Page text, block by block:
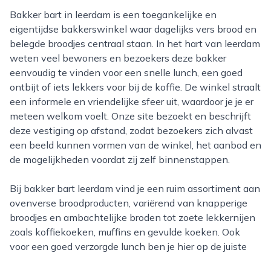
Bakker bart in leerdam is een toegankelijke en
eigentijdse bakkerswinkel waar dagelijks vers brood en
belegde broodjes centraal staan. In het hart van leerdam
weten veel bewoners en bezoekers deze bakker
eenvoudig te vinden voor een snelle lunch, een goed
ontbijt of iets lekkers voor bij de koffie. De winkel straalt
een informele en vriendelijke sfeer uit, waardoor je je er
meteen welkom voelt. Onze site bezoekt en beschrijft
deze vestiging op afstand, zodat bezoekers zich alvast
een beeld kunnen vormen van de winkel, het aanbod en
de mogelijkheden voordat zij zelf binnenstappen.
Bij bakker bart leerdam vind je een ruim assortiment aan
ovenverse broodproducten, variërend van knapperige
broodjes en ambachtelijke broden tot zoete lekkernijen
zoals koffiekoeken, muffins en gevulde koeken. Ook
voor een goed verzorgde lunch ben je hier op de juiste